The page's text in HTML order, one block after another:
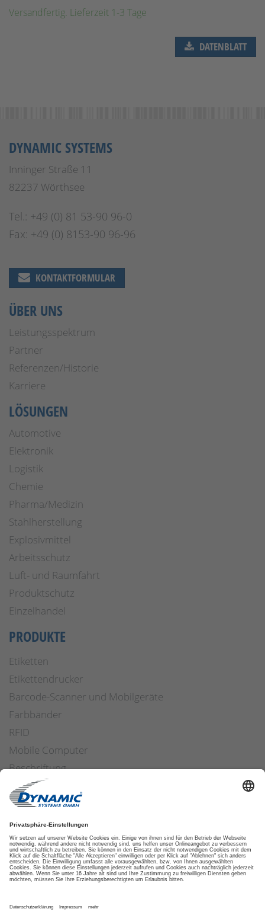
Versandfertig. Lieferzeit 1-3 Tage
DATENBLATT
DYNAMIC SYSTEMS
Inninger Straße 11
82237 Wörthsee
Tel.: +49 (0) 81 53-90 96-0
Fax: +49 (0) 8153-90 96-96
KONTAKTFORMULAR
ÜBER UNS
Leistungsspektrum
Partner
Referenzen/Historie
Karriere
LÖSUNGEN
Automotive
Elektronik
Logistik
Chemie
Pharma/Medizin
Stahlherstellung
Explosivmittel
Arbeitsschutz
Luft- und Raumfahrt
Produktschutz
Einzelhandel
PRODUKTE
Etiketten
Etikettendrucker
Barcode-Scanner und Mobilgeräte
Farbbänder
RFID
Mobile Computer
Beschriftung
Arbeitssicherheit
Applikatoren
Etiketten Software
ETIKETTENFINDER
DATENSCHUTZ IMPRESSUM